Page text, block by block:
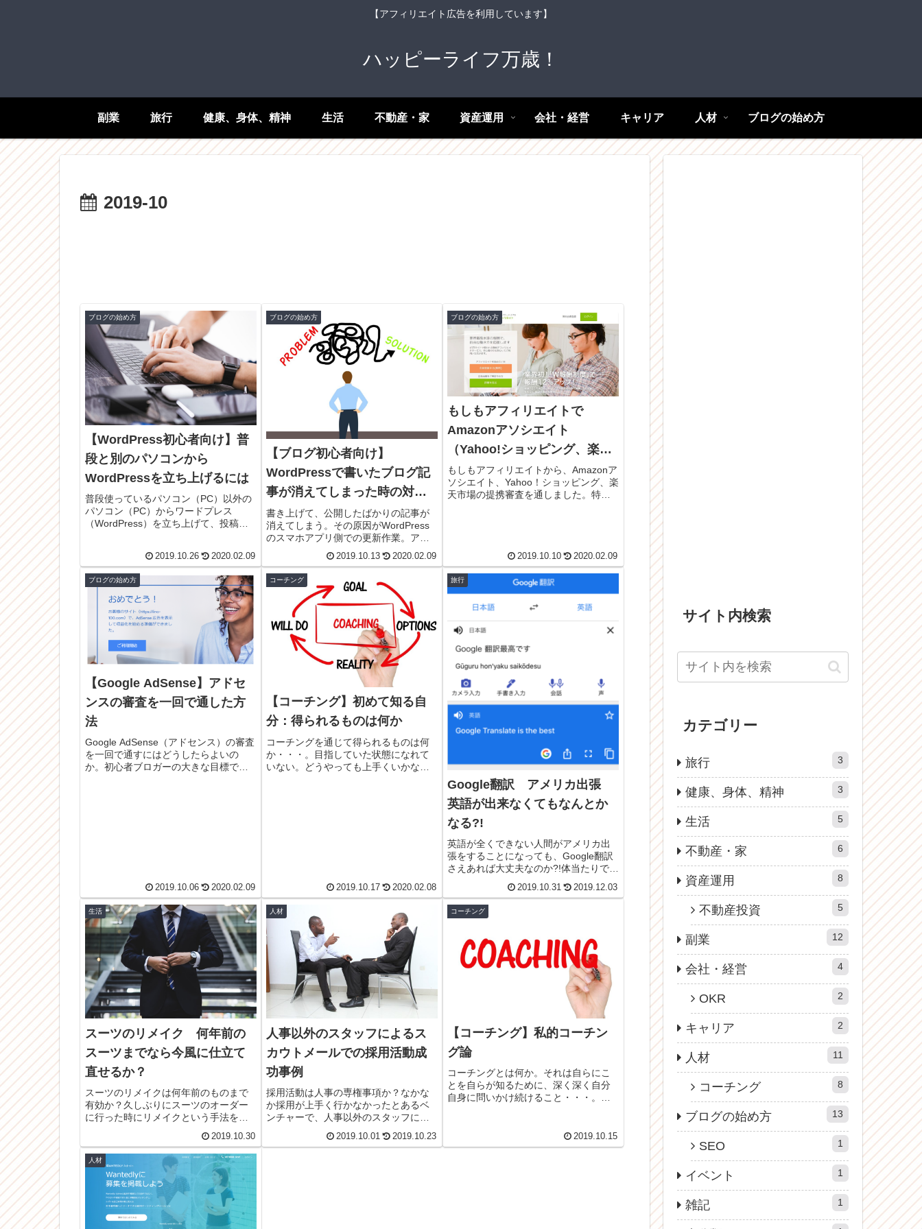
【アフィリエイト広告を利用しています】
ハッピーライフ万歳！
副業 旅行 健康、身体、精神 生活 不動産・家 資産運用 会社・経営 キャリア 人材 ブログの始め方
2019-10
ブログの始め方
【WordPress初心者向け】普
段と別のパソコンから
WordPressを立ち上げるには
普段使っているパソコン（PC）以外の
パソコン（PC）からワードプレス
（WordPress）を立ち上げて、投稿作
2019.10.26 2020.02.09
ブログの始め方
【ブログ初心者向け】
WordPressで書いたブログ記
事が消えてしまった時の対処
法
書き上げて、公開したばかりの記事が
消えてしまう。その原因がWordPress
のスマホアプリ側での更新作業。アプ
リで記事を書いて下書き保存や更新を
する際、ちょっとおかしいぞと思った
ら安易に作業を行わない方が無難で
す。それでも消えてしまった時にはど
うしらたらいいのか。記事を復活させ
る対処法を記事にしました。
2019.10.13 2020.02.09
ブログの始め方
もしもアフィリエイトで
Amazonアソシエイト
（Yahoo!ショッピング、楽天
市場）の提携に成功した方法
もしもアフィリエイトから、Amazonア
ソシエイト、Yahoo！ショッピング、楽
天市場の提携審査を通しました。特
公開してみます。2019.10.10 2020.02.09
ブログの始め方
【Google AdSense】アドセ
ンスの審査を一回で通した方
法
Google AdSense（アドセンス）の審査
を一回で通すにはどうしたらよいの
か。初心者ブロガーの大きな目標であ
2019.10.06 2020.02.09
コーチング
【コーチング】初めて知る自
分：得られるものは何か
コーチングを通じて得られるものは何
か・・・。目指していた状態になれて
いない。どうやっても上手くいかな
2019.10.17 2020.02.08
旅行
Google翻訳 アメリカ出張
英語が出来なくてもなんとか
なる?!
英語が全くできない人間がアメリカ出
張をすることになっても、Google翻訳
さえあれば大丈夫なのか?!体当たりで体
2019.10.31 2019.12.03
生活
スーツのリメイク 何年前の
スーツまでなら今風に仕立て
直せるか？
スーツのリメイクは何年前のものまで
有効か？久しぶりにスーツのオーダー
に行った時にリメイクという手法を知
顛末。はたして今風のスーツに生まれ
変わることが出来るのか？リメイクで
対応出来ること、出来ないことがあり
ました。
2019.10.30
人材
人事以外のスタッフによるス
カウトメールでの採用活動成
功事例
採用活動は人事の専権事項か？なかな
か採用が上手く行かなかったとあるベ
ンチャーで、人事以外のスタッフによ
取り組んだことで、採用が大いに進ん
2019.10.01 2019.10.23
コーチング
【コーチング】私的コーチン
グ論
コーチングとは何か。それは自らにこ
とを自らが知るために、深く深く自分
自身に問いかけ続けること・・・。自
経験を通じて学んだこと、知りうる範
囲のことを、私的なコーチング論とし
2019.10.15
人材
サイト内検索
カテゴリー
旅行 3
健康、身体、精神 3
生活 5
不動産・家 6
資産運用 8
不動産投資 5
副業 12
会社・経営 4
OKR 2
キャリア 2
人材 11
コーチング 8
ブログの始め方 13
SEO 1
イベント 1
雑記 1